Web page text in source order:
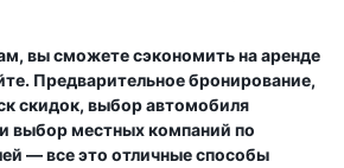
вы сможете сэкономить на аренде
Предварительное бронирование,
скидок, выбор автомобиля
выбор местных компаний по
— все это отличные способы